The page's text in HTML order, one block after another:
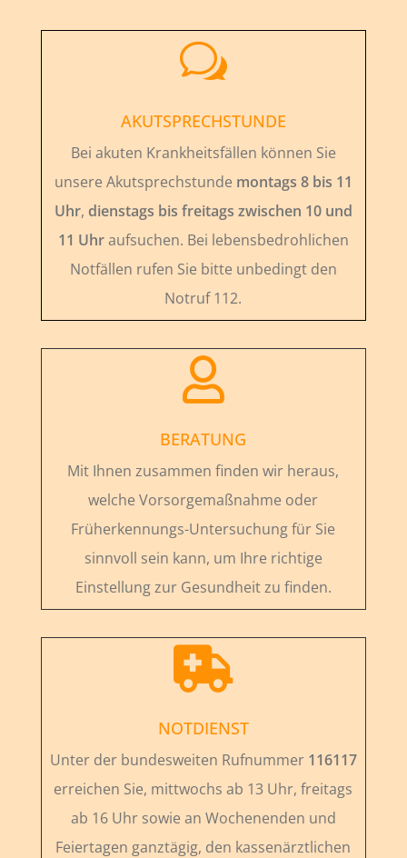
w
AKUTSPRECHSTUNDE
Bei akuten Krankheitsfällen können Sie
unsere Akutsprechstunde montags 8 bis 11
Uhr, dienstags bis freitags zwischen 10 und
11 Uhraufsuchen. Bei lebensbedrohlichen
Notfällen rufen Sie bitte unbedingt den
Notruf 112.

BERATUNG
Mit Ihnen zusammen finden wir heraus,
welche Vorsorgemaßnahme oder
Früherkennungs-Untersuchung für Sie
sinnvoll sein kann, um Ihre richtige
Einstellung zur Gesundheit zu finden.

NOTDIENST
Unter der bundesweiten Rufnummer 116117
erreichen Sie, mittwochs ab 13 Uhr, freitags
ab 16 Uhr sowie an Wochenenden und
Feiertagen ganztägig, den kassenärztlichen